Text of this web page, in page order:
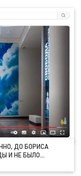
ДО БОРИСА
И НЕ БЫЛО…